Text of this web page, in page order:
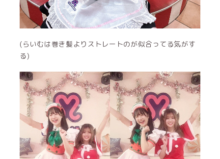
(らいむは巻き髪よりストレートのが似合ってる気がす
る)